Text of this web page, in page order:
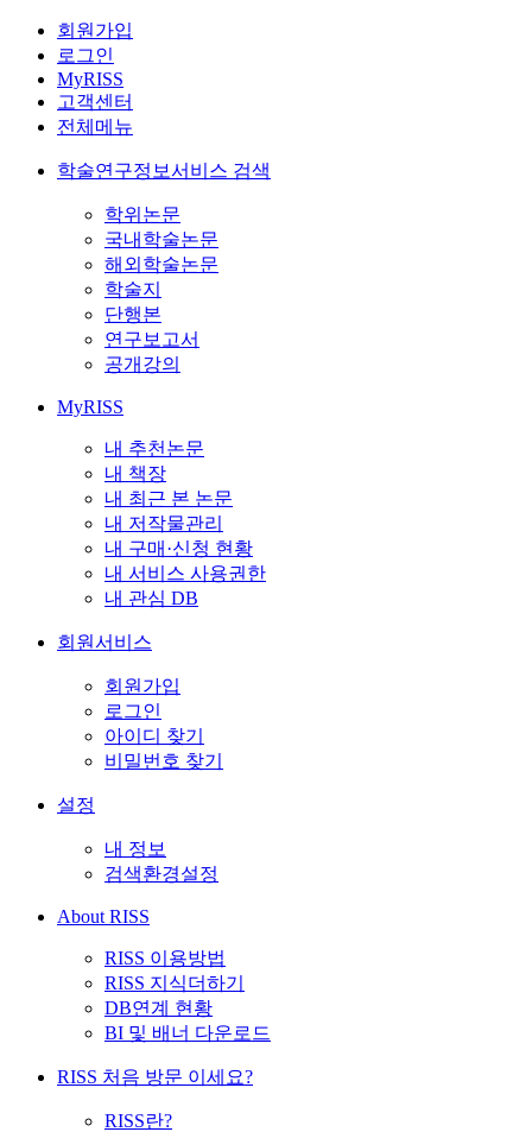
회원가입
로그인
MyRISS
고객센터
전체메뉴
학술연구정보서비스 검색
학위논문
국내학술논문
해외학술논문
학술지
단행본
연구보고서
공개강의
MyRISS
내 추천논문
내 책장
내 최근 본 논문
내 저작물관리
내 구매·신청 현황
내 서비스 사용권한
내 관심 DB
회원서비스
회원가입
로그인
아이디 찾기
비밀번호 찾기
설정
내 정보
검색환경설정
About RISS
RISS 이용방법
RISS 지식더하기
DB연계 현황
BI 및 배너 다운로드
RISS 처음 방문 이세요?
RISS란?